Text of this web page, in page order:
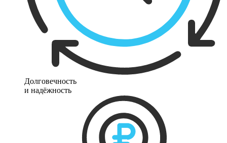
Долговечность
и надёжность